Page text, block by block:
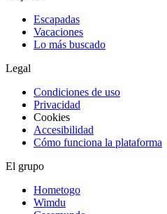
Escapadas
Vacaciones
Lo más buscado
Legal
Condiciones de uso
Privacidad
Cookies
Accesibilidad
Cómo funciona la plataforma
El grupo
Hometogo
Wimdu